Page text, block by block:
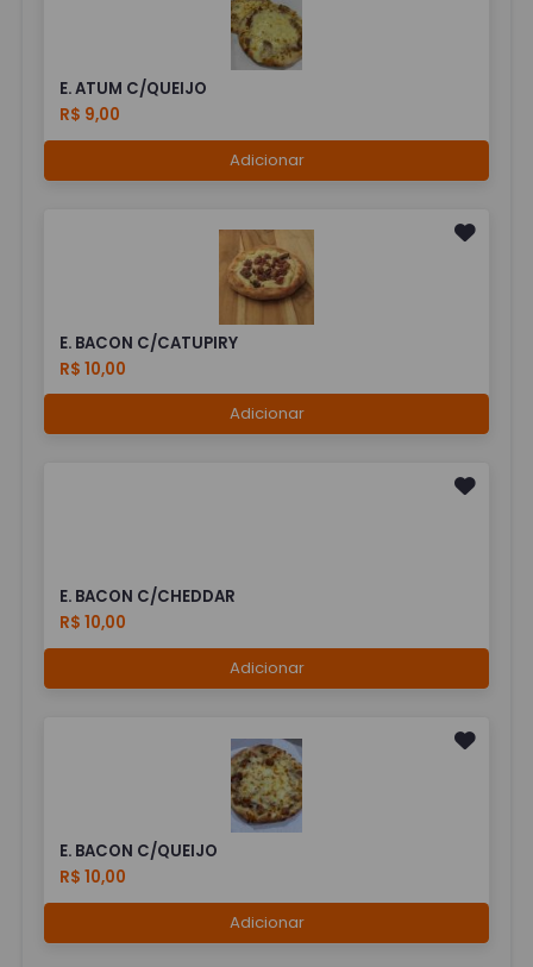
E. ATUM C/QUEIJO
R$ 9,00
Adicionar
E. BACON C/CATUPIRY
R$ 10,00
Adicionar
E. BACON C/CHEDDAR
R$ 10,00
Adicionar
E. BACON C/QUEIJO
R$ 10,00
Adicionar